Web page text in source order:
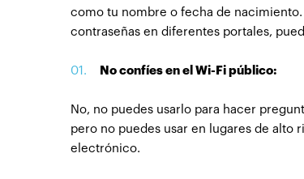
como tu nombre o fecha de
contraseñas en diferentes portales,
No confíes en el Wi-Fi público:
No, no puedes usarlo para hacer
pero no puedes usar en lugares de alto
electrónico.